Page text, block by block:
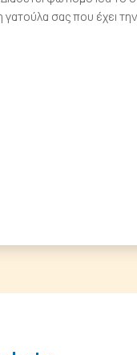
σας που έχει